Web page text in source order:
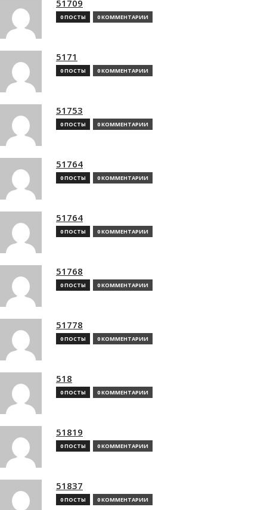
51709
0 ПОСТЫ 0 КОММЕНТАРИИ
5171
0 ПОСТЫ 0 КОММЕНТАРИИ
51753
0 ПОСТЫ 0 КОММЕНТАРИИ
51764
0 ПОСТЫ 0 КОММЕНТАРИИ
51764
0 ПОСТЫ 0 КОММЕНТАРИИ
51768
0 ПОСТЫ 0 КОММЕНТАРИИ
51778
0 ПОСТЫ 0 КОММЕНТАРИИ
518
0 ПОСТЫ 0 КОММЕНТАРИИ
51819
0 ПОСТЫ 0 КОММЕНТАРИИ
51837
0 ПОСТЫ 0 КОММЕНТАРИИ